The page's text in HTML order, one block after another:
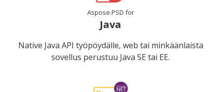
Aspose.PSD for
Java
Native Java API työpöydälle, web tai minkäänlaista
sovellus perustuu Java SE tai EE.